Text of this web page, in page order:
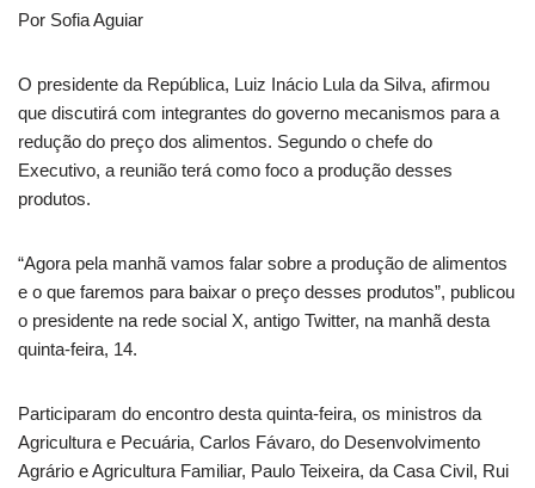
Por Sofia Aguiar
O presidente da República, Luiz Inácio Lula da Silva, afirmou
que discutirá com integrantes do governo mecanismos para a
redução do preço dos alimentos. Segundo o chefe do
Executivo, a reunião terá como foco a produção desses
produtos.
“Agora pela manhã vamos falar sobre a produção de alimentos
e o que faremos para baixar o preço desses produtos”, publicou
o presidente na rede social X, antigo Twitter, na manhã desta
quinta-feira, 14.
Participaram do encontro desta quinta-feira, os ministros da
Agricultura e Pecuária, Carlos Fávaro, do Desenvolvimento
Agrário e Agricultura Familiar, Paulo Teixeira, da Casa Civil, Rui